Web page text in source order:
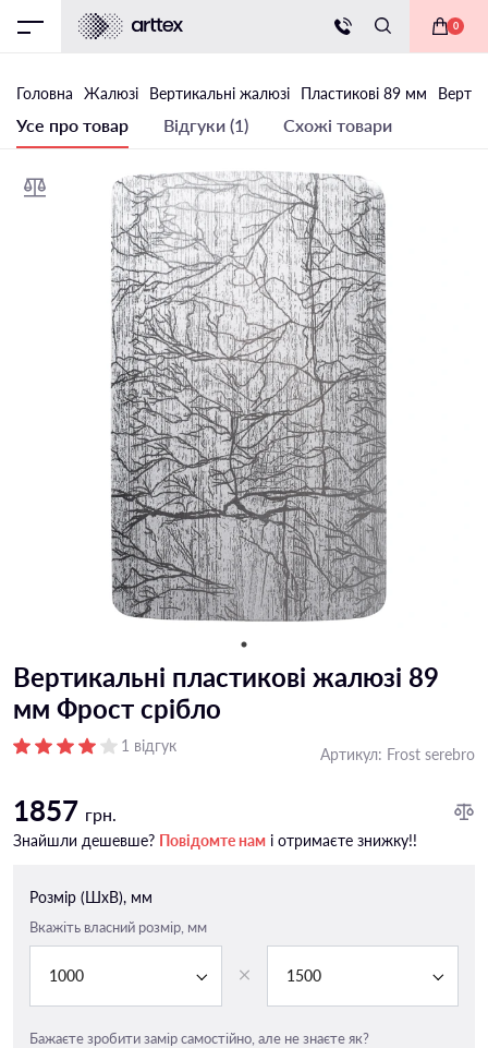
0
Головна Жалюзі Вертикальні жалюзі Пластикові 89 мм
Усе про товар Відгуки (1) Схожі товари
Вертикальні пластикові жалюзі 89
мм Фрост срібло
1 відгук Артикул: Frost serebro
1857 грн.
Знайшли дешевше? Повідомте нам і отримаєте знижку!!
Розмір (ШxВ), мм
Вкажіть власний розмір, мм
1000 1500
Бажаєте зробити замір самостійно, але не знаєте як?